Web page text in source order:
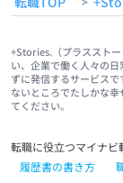
+Stories.（プラススト
い、企業で働く人々の
ずに発信するサービス
ないところでたしかな
てください。
転職に役立つマイナビ
履歴書の書き方